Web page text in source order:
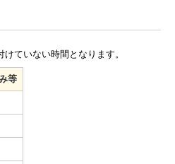
けていない時間となります。
等